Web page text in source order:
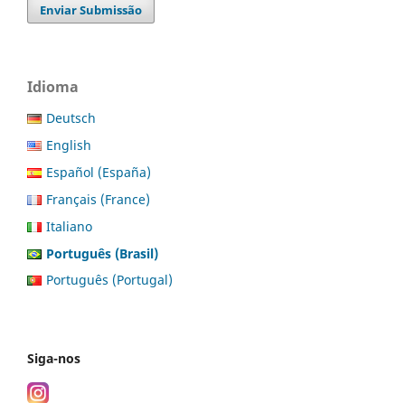
Enviar Submissão
Idioma
Deutsch
English
Español (España)
Français (France)
Italiano
Português (Brasil)
Português (Portugal)
Siga-nos